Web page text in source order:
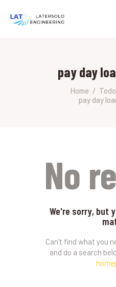
pay day
Home
pay day
HOME
SOBRE A
ENGINEERING
No
We're sorry, but
Can't find what you
and do a search